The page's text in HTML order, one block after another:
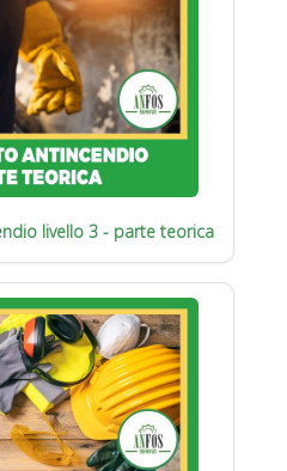
livello 3 - parte teorica